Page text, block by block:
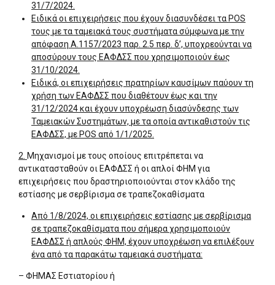
31/7/2024.
Ειδικά οι επιχειρήσεις που έχουν διασυνδέσει τα POS
τους με τα ταμειακά τους συστήματα σύμφωνα με την
απόφαση Α.1157/2023 παρ. 2.5 περ. δ’, υποχρεούνται να
αποσύρουν τους ΕΑΦΔΣΣ που χρησιμοποιούν έως
31/10/2024.
Ειδικά, οι επιχειρήσεις πρατηρίων καυσίμων παύουν τη
χρήση των ΕΑΦΔΣΣ που διαθέτουν έως και την
31/12/2024 και έχουν υποχρέωση διασύνδεσης των
Ταμειακών Συστημάτων, με τα οποία αντικαθιστούν τις
ΕΑΦΔΣΣ, με POS από 1/1/2025.
2. Μηχανισμοί με τους οποίους επιτρέπεται να
αντικατασταθούν οι ΕΑΦΔΣΣ ή οι απλοί ΦΗΜ για
επιχειρήσεις που δραστηριοποιούνται στον κλάδο της
εστίασης με σερβίρισμα σε τραπεζοκαθίσματα
Από 1/8/2024, οι επιχειρήσεις εστίασης με σερβίρισμα
σε τραπεζοκαθίσματα που σήμερα χρησιμοποιούν
ΕΑΦΔΣΣ ή απλούς ΦΗΜ, έχουν υποχρέωση να επιλέξουν
ένα από τα παρακάτω ταμειακά συστήματα:
– ΦΗΜΑΣ Εστιατορίου ή